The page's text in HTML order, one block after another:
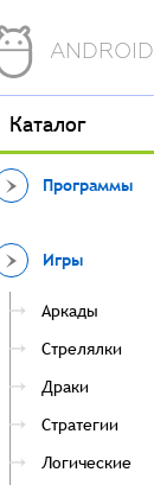
ANDROID
Каталог
Программы
Игры
Аркады
Стрелялки
Драки
Стратегии
Логические